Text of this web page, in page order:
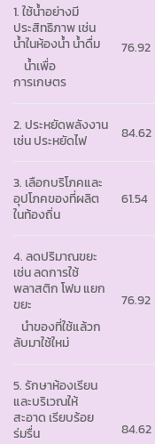
1. ใช้น้ำอย่างมี
ประสิทธิภาพ เช่น
น้ำในห้องน้ำ น้ำดื่ม
น้ำเพื่อ
การเกษตร
76.92
2. ประหยัดพลังงาน
เช่น ประหยัดไฟ
84.62
3. เลือกบริโภคและ
อุปโภคของที่ผลิต
ในท้องถิ่น
61.54
4. ลดปริมาณขยะ
เช่น ลดการใช้
พลาสติก โฟม แยก
ขยะ
นำของที่ใช้แล้วก
ลับมาใช้ใหม่
76.92
5. รักษาห้องเรียน
และบริเวณให้
สะอาด เรียบร้อย
ร่มรื่น
84.62